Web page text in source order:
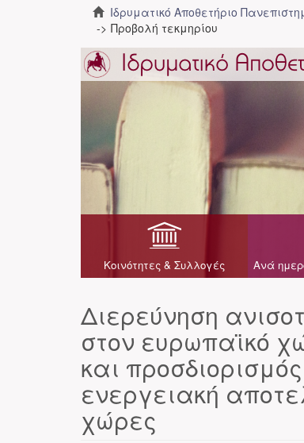
Ιδρυματικό Αποθετήριο
Προβολή τεκμηρίου
Κοινότητες & Συλλογές Ανά
Διερεύνηση
στον ευρωπαϊκό
και
ενεργειακή
χώρες